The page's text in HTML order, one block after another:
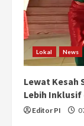
Lokal News
Lewat Kesah
Lebih Inklusif
Editor PI